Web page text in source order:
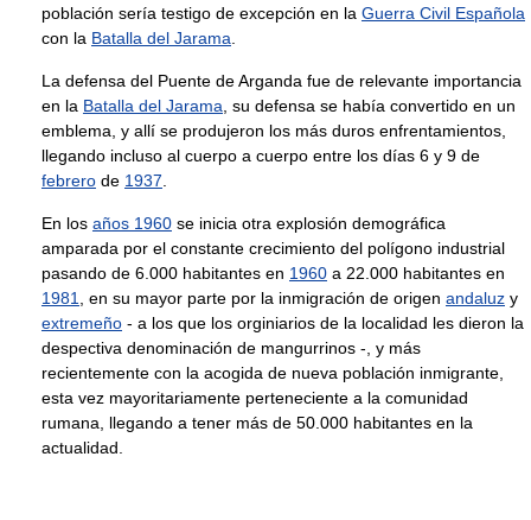
población sería testigo de excepción en la Guerra Civil Española
con la Batalla del Jarama.
La defensa del Puente de Arganda fue de relevante importancia
en la Batalla del Jarama, su defensa se había convertido en un
emblema, y allí se produjeron los más duros enfrentamientos,
llegando incluso al cuerpo a cuerpo entre los días 6 y 9 de
febrero de 1937.
En los años 1960 se inicia otra explosión demográfica
amparada por el constante crecimiento del polígono industrial
pasando de 6.000 habitantes en 1960 a 22.000 habitantes en
1981, en su mayor parte por la inmigración de origen andaluz y
extremeño - a los que los orginiarios de la localidad les dieron la
despectiva denominación de mangurrinos -, y más
recientemente con la acogida de nueva población inmigrante,
esta vez mayoritariamente perteneciente a la comunidad
rumana, llegando a tener más de 50.000 habitantes en la
actualidad.